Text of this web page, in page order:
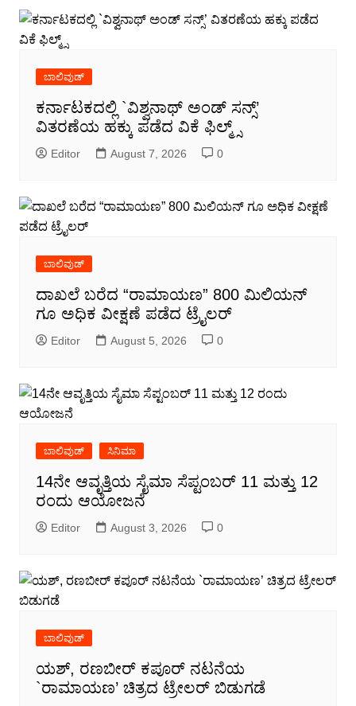
ಬಾಲಿವುಡ್
ಕರ್ನಾಟಕದಲ್ಲಿ `ವಿಶ್ವನಾಥ್ ಅಂಡ್ ಸನ್ಸ್’
ವಿತರಣೆಯ ಹಕ್ಕು ಪಡೆದ ವಿಕೆ ಫಿಲ್ಮ್ಸ್
Editor August 7, 2026 0
ಬಾಲಿವುಡ್
ದಾಖಲೆ ಬರೆದ “ರಾಮಾಯಣ” 800 ಮಿಲಿಯನ್
ಗೂ ಅಧಿಕ ವೀಕ್ಷಣೆ ಪಡೆದ ಟ್ರೈಲರ್
Editor August 5, 2026 0
ಬಾಲಿವುಡ್ ಸಿನಿಮಾ
14ನೇ ಆವೃತ್ತಿಯ ಸೈಮಾ ಸೆಪ್ಟಂಬರ್ 11 ಮತ್ತು 12
ರಂದು ಆಯೋಜನೆ
Editor August 3, 2026 0
ಬಾಲಿವುಡ್
ಯಶ್, ರಣಬೀರ್ ಕಪೂರ್ ನಟನೆಯ
`ರಾಮಾಯಣ’ ಚಿತ್ರದ ಟ್ರೇಲರ್ ಬಿಡುಗಡೆ